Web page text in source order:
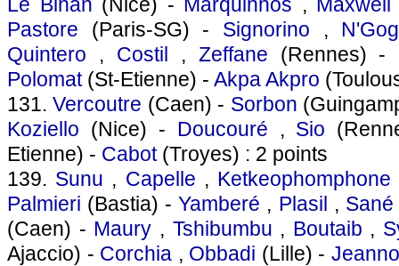
Pastore (Paris-SG) - Signorino , N'Gog
Quintero , Costil , Zeffane (Rennes) -
Polomat(St-Etienne) - Akpa Akpro
131.Vercoutre (Caen) - Sorbon
Koziello (Nice) - Doucouré , Sio
Etienne) - Cabot(Troyes) : 2 points
139. Sunu , Capelle , Ketkeophomphone
Palmieri (Bastia) -Yamberé , Plasil , Sané
(Caen) - Maury , Tshibumbu , Boutaib ,
Ajaccio) - Corchia , Obbadi (Lille) -